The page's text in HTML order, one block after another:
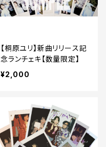
【桐原ユリ】新曲リリース記
念ランチェキ【数量限定】
¥2,000